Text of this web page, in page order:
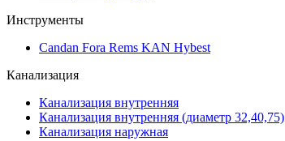
Инструменты
Candan Fora Rems KAN Hybest
Канализация
Канализация внутренняя
Канализация внутренняя (диаметр 32,40,75)
Канализация наружная